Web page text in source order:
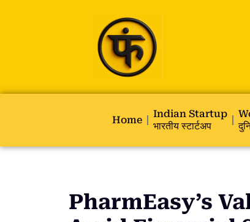
Home
Indian Startup
भारतीय स्टार्टअप
PharmEasy’s